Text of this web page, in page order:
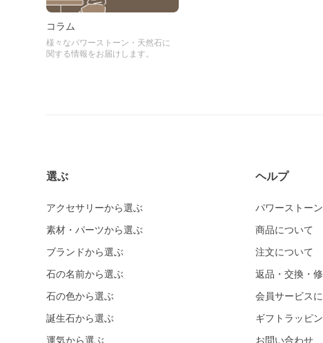
コラム
様々なパワーストーン・天然石に
関する情報をお届けします。
選ぶ
アクセサリーから選ぶ
素材・パーツから選ぶ
ブランドから選ぶ
石の名前から選ぶ
石の色から選ぶ
誕生石から選ぶ
運気から選ぶ
ヘルプ
パワーストー
商品について
注文について
返品・交換・
会員サービス
ギフトラッピ
お問い合わせ